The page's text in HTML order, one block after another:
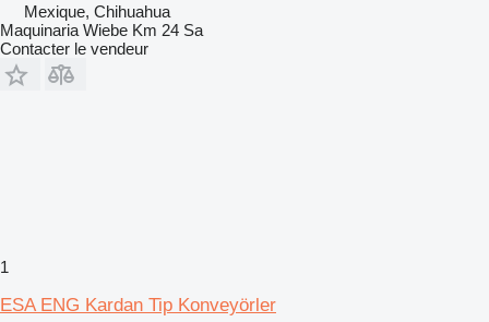
Mexique, Chihuahua
Maquinaria Wiebe Km 24 Sa
Contacter le vendeur
1
ESA ENG Kardan Tip Konveyörler